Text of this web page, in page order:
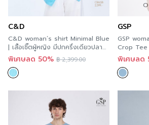
C&D
C&D woman’s shirt Minimal Blue
| เสื้อเชิ๊ตผู้หญิง มีปกครึ่งเดียวปลาย
ปกมน สีฟ้า CBALSB
พิเศษลด 50% ฿2,399.00
GSP
GSP
Crop Tee
พิเศษลด